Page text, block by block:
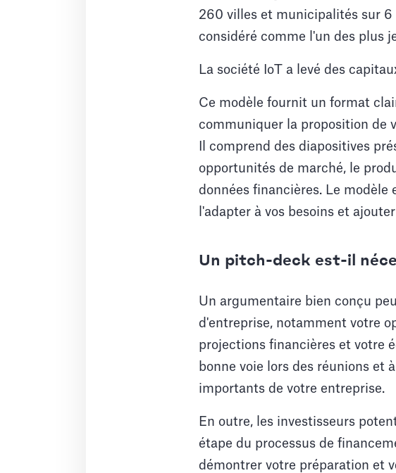
260 villes et municipalités sur 6
considéré comme l'un des plus
La société IoT a levé des
Ce modèle fournit un format
communiquer la proposition de
Il comprend des diapositives
opportunités de marché, le
données financières. Le modèle
l'adapter à vos besoins et
Un pitch-deck est-il
Un argumentaire bien conçu
d'entreprise, notamment votre
projections financières et votre
bonne voie lors des réunions et
importants de votre entreprise.
En outre, les investisseurs
étape du processus de
démontrer votre préparation et